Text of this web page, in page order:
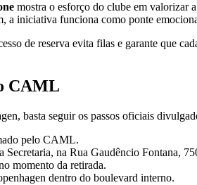
mostra o esforço do clube em valorizar
a iniciativa funciona como ponte
de reserva evita filas e garante que
CAML
basta seguir os passos oficiais
pelo CAML.
Secretaria, na Rua Gaudêncio Fontana,
momento da retirada.
dentro do boulevard interno.